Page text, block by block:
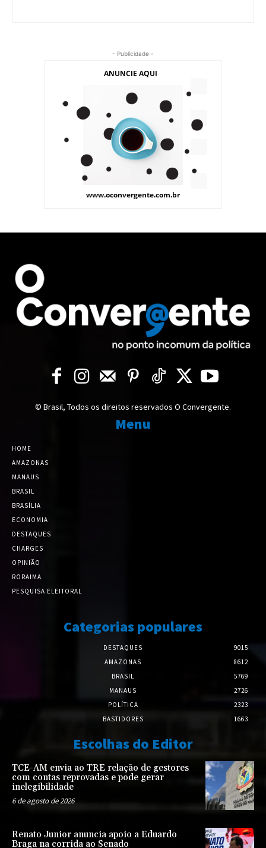
- Publicidade -
© Brasil, Todos os direitos reservados O Convergente.
Menu
HOME
AMAZONAS
MANAUS
BRASIL
BRASÍLIA
ECONOMIA
DESTAQUES
CHARGES
OPINIÃO
RORAIMA
PESQUISA ELEITORAL
Categorias populares
DESTAQUES
9015
AMAZONAS
8612
BRASIL
5769
MANAUS
2726
POLÍTICA
2323
BASTIDORES
1663
Escolhas do Editor
TCE-AM envia ao TRE relação de gestores
com contas reprovadas e pode gerar
inelegibilidade
6 de agosto de 2026
Renato Junior anuncia apoio a Eduardo
Braga na corrida ao Senado